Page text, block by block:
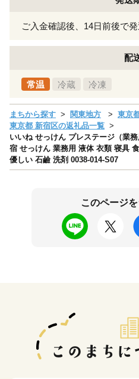
ご入金確認後、14日前後で
配
常温 冷蔵 冷凍
まちから探す 関東地方
東京
東京都 新宿区の返礼品一覧
いいね せっけん プレステージ（業
宿 せっけん 業務用 液体 衣類 寝具
優しい 石鹼 洗剤 0038-014-S07
このページ